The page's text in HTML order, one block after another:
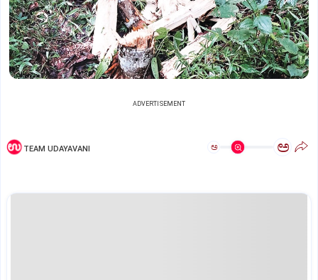
ADVERTISEMENT
TEAM UDAYAVANI ಅ ಅ